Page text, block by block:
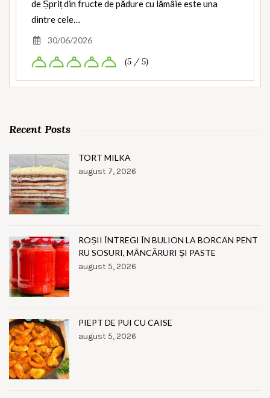
de Șpriț din fructe de pădure cu lămâie este una
dintre cele…
30/06/2026
(5 / 5)
Recent Posts
TORT MILKA
august 7, 2026
ROȘII ÎNTREGI ÎN BULION LA BORCAN PENT
RU SOSURI, MÂNCĂRURI ȘI PASTE
august 5, 2026
PIEPT DE PUI CU CAISE
august 5, 2026